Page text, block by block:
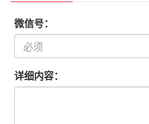
微信号：
详细内容：